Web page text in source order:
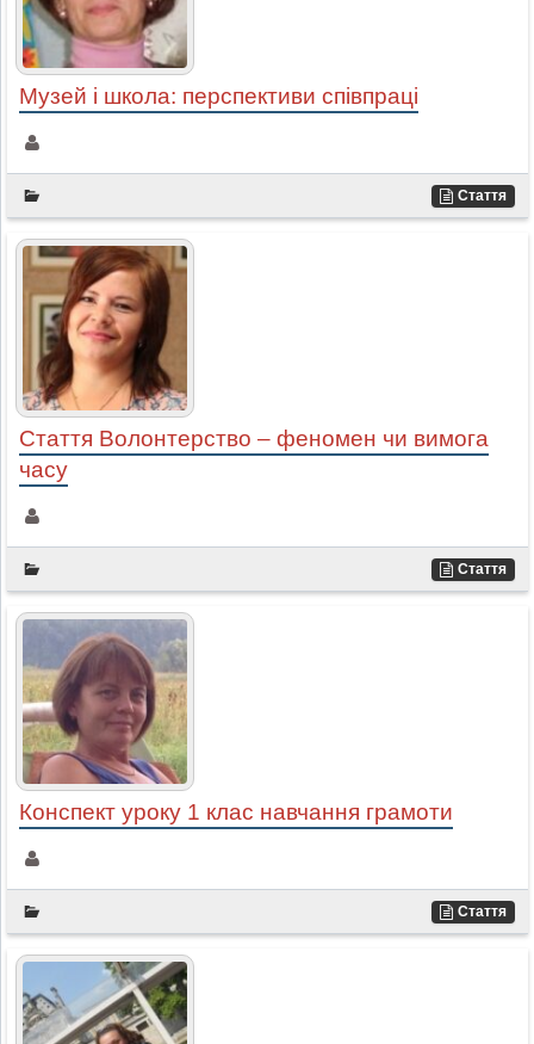
Музей і школа: перспективи співпраці
Стаття
Стаття Волонтерство – феномен чи вимога
часу
Стаття
Конспект уроку 1 клас навчання грамоти
Стаття